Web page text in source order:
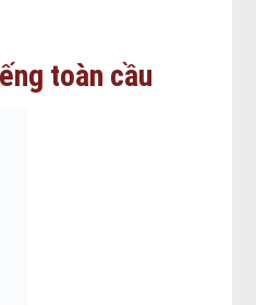
toàn cầu